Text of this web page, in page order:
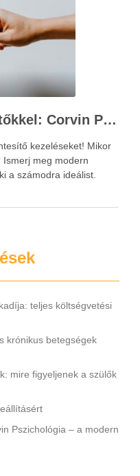
Stresszkezelés szakértőkkel: Corvin Pszichológia – a modern terápiás megoldások útmutatója
kezeléseket! Mikor
meg modern
a számodra ideálist.
teljes költségvetési
krónikus betegségek
mire figyeljenek a szülők
Pszichológia – a modern